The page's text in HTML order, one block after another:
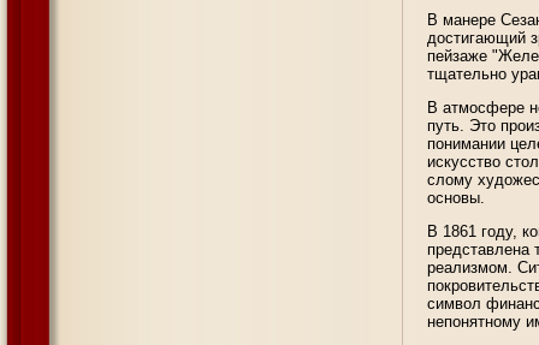
В манере
достигающий
пейзаже
тщательно
В атмосфере
путь. Это
понимании
искусство
слому
основы.
В 1861 году,
представлена
реализмом.
символ
непонятному